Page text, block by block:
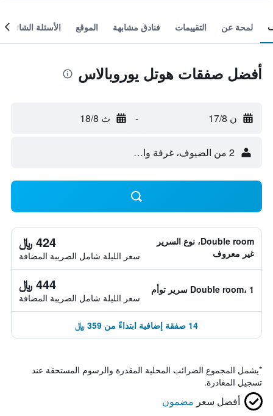
لمحة عن التقييمات فنادق مشابهة الموقع الأسئلة الشائعة
أفضل صفقات هوتل يوروبالاس
ن 17/8 - ث 18/8
2 من الضيوف، غرفة واحدة
Double room، نوع السرير
غير معروف
424 ﷼
سعر الليلة شامل الصريبة المضافة
Double room، 1 سرير توأم 444 ﷼
سعر الليلة شامل الصريبة المضافة
14 صفقة إضافية ابتداءً من 359 ﷼
*يشمل المجموع الضرائب المحلية المقدرة والرسوم المستحقة عند
تسجيل المغادرة.
أفضل سعر مضمون